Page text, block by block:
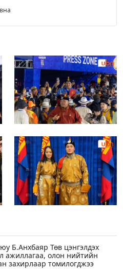
Б.Анхбаяр Төв цэнгэлдэх
ажиллагаа, олон нийтийн
захирлаар томилогджээ